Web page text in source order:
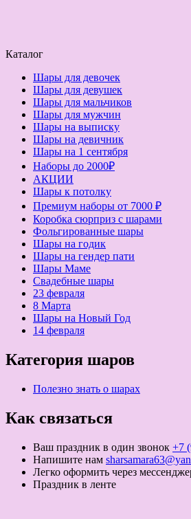
Каталог
Шары для девочек
Шары для девушек
Шары для мальчиков
Шары для мужчин
Шары на выписку
Шары на девичник
Шары на 1 сентября
Наборы до 2000₽
АКЦИИ
Шары к потолку
Премиум наборы от 7000 ₽
Коробка сюрприз с шарами
Фольгированные шары
Шары на годик
Шары на гендер пати
Шары Маме
Свадебные шары
23 февраля
8 Марта
Шары на Новый Год
14 февраля
Категория шаров
Полезно знать о шарах
Как связаться
Ваш праздник в один звонок +7
Напишите нам
Легко оформить через
Праздник в ленте